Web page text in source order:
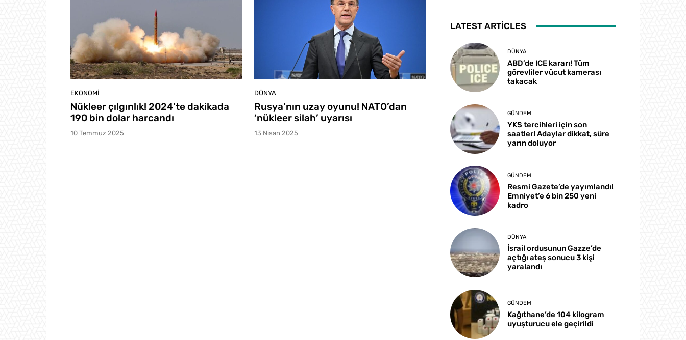
EKONOMI
Nükleer çılgınlık! 2024’te dakikada
190 bin dolar harcandı
10 Temmuz 2025
DÜNYA
Rusya’nın uzay oyunu! NATO’dan
‘nükleer silah’ uyarısı
13 Nisan 2025
LATEST ARTICLES
DÜNYA
ABD’de ICE kararı! Tüm
görevliler vücut kamerası
takacak
GÜNDEM
YKS tercihleri için son
saatler! Adaylar dikkat, süre
yarın doluyor
GÜNDEM
Resmi Gazete’de yayımlandı!
Emniyet’e 6 bin 250 yeni
kadro
DÜNYA
İsrail ordusunun Gazze’de
açtığı ateş sonucu 3 kişi
yaralandı
GÜNDEM
Kağıthane’de 104 kilogram
uyuşturucu ele geçirildi